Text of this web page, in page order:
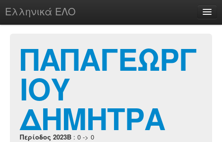
Ελληνικά ΕΛΟ
chesstu.be @ discord
Login
ΠΑΠΑΓΕΩΡΓ
ΙΟΥ
ΔΗΜΗΤΡΑ
Περίοδος 2023B : 0 -> 0